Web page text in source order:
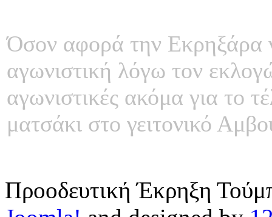
Όσον αφορά την Εκρηξάρα
αγωνιστική λόγω τον
αγωνιστικές ακόμα για το
ματσάκι στο γειτονικό
Προοδευτική Έκρηξη